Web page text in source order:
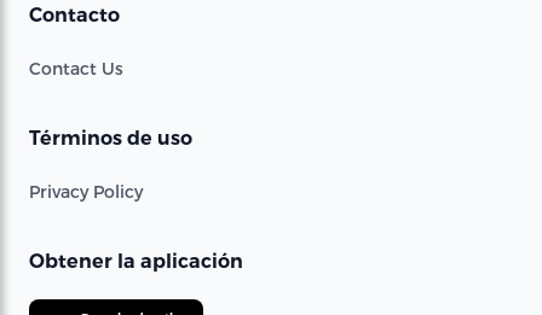
Contacto
Contact Us
Términos de uso
Privacy Policy
Obtener la aplicación